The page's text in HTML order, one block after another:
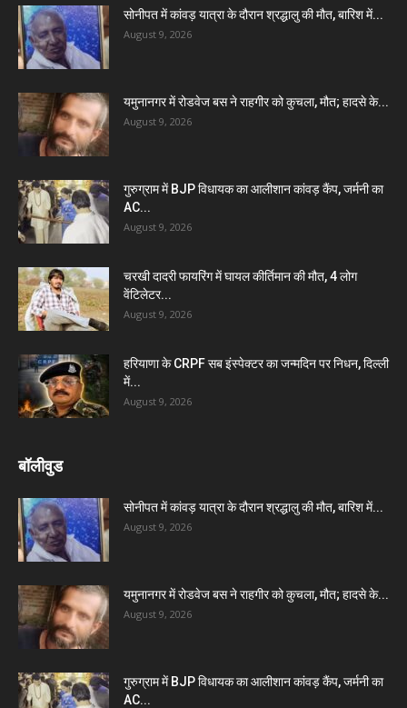
सोनीपत में कांवड़ यात्रा के दौरान श्रद्धालु की मौत, बारिश में...
August 9, 2026
यमुनानगर में रोडवेज बस ने राहगीर को कुचला, मौत; हादसे के...
August 9, 2026
गुरुग्राम में BJP विधायक का आलीशान कांवड़ कैंप, जर्मनी का
AC...
August 9, 2026
चरखी दादरी फायरिंग में घायल कीर्तिमान की मौत, 4 लोग
वेंटिलेटर...
August 9, 2026
हरियाणा के CRPF सब इंस्पेक्टर का जन्मदिन पर निधन, दिल्ली
में...
August 9, 2026
बॉलीवुड
सोनीपत में कांवड़ यात्रा के दौरान श्रद्धालु की मौत, बारिश में...
August 9, 2026
यमुनानगर में रोडवेज बस ने राहगीर को कुचला, मौत; हादसे के...
August 9, 2026
गुरुग्राम में BJP विधायक का आलीशान कांवड़ कैंप, जर्मनी का
AC...